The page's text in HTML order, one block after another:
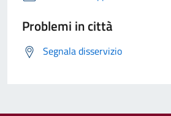
Problemi in città
Segnala disservizio